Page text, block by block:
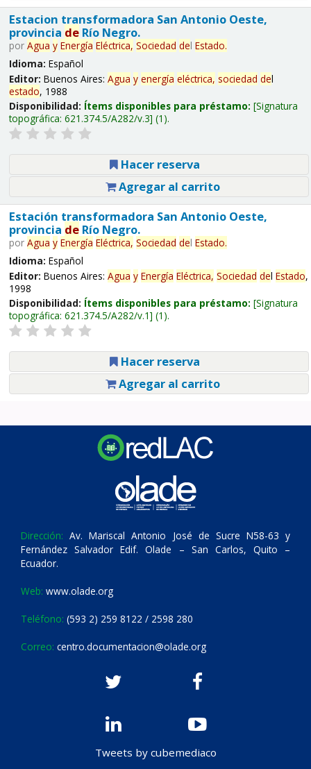
Estacion transformadora San Antonio Oeste,
provincia deRío Negro.
por Agua y Energía Eléctrica, Sociedad del Estado.
Idioma: Español
Editor: Buenos Aires: Agua y energía eléctrica, sociedad del
estado, 1988
Disponibilidad: Ítems disponibles para préstamo: Signatura
topográfica: 621.374.5/A282/v.3 (1).
Hacer reserva
Agregar al carrito
Estación transformadora San Antonio Oeste,
provincia deRío Negro.
por Agua y Energía Eléctrica, Sociedad del Estado.
Idioma: Español
Editor: Buenos Aires: Agua y Energía Eléctrica, Sociedad del Estado,
1998
Disponibilidad: Ítems disponibles para préstamo: Signatura
topográfica: 621.374.5/A282/v.1 (1).
Hacer reserva
Agregar al carrito
Dirección: Av. Mariscal Antonio José de Sucre N58-63 y
Fernández Salvador Edif. Olade – San Carlos, Quito –
Ecuador.
Web: www.olade.org
Teléfono: (593 2) 259 8122 / 2598 280
Correo: centro.documentacion@olade.org
Tweets by cubemediaco